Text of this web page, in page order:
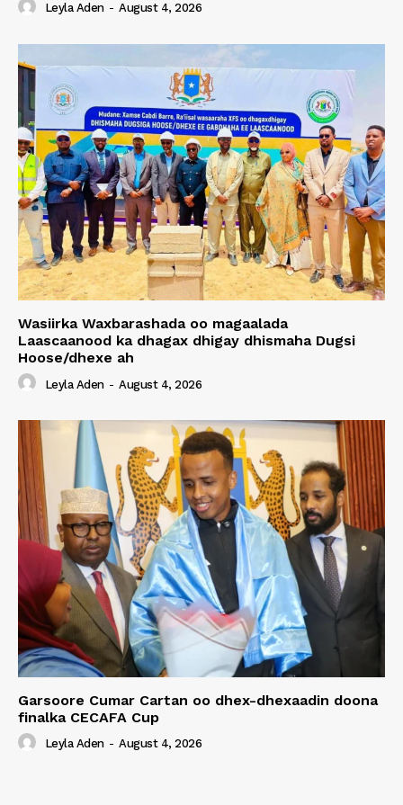
Leyla Aden - August 4, 2026
Wasiirka Waxbarashada oo magaalada
Laascaanood ka dhagax dhigay dhismaha Dugsi
Hoose/dhexe ah
Leyla Aden - August 4, 2026
Garsoore Cumar Cartan oo dhex-dhexaadin doona
finalka CECAFA Cup
Leyla Aden - August 4, 2026